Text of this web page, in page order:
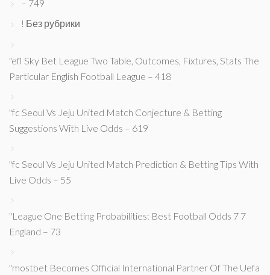
– 749
! Без рубрики
"efl Sky Bet League Two Table, Outcomes, Fixtures, Stats The
Particular English Football League – 418
"fc Seoul Vs Jeju United Match Conjecture & Betting
Suggestions With Live Odds – 619
"fc Seoul Vs Jeju United Match Prediction & Betting Tips With
Live Odds – 55
"League One Betting Probabilities: Best Football Odds 7 7
England – 73
"mostbet Becomes Official International Partner Of The Uefa